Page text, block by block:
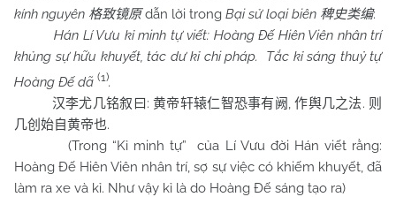
kính nguyên 格致镜原 dẫn lời trong Bại sử loại biên 稗史类编:
Hán Lí Vưu kỉ minh tự viết: Hoàng Đế Hiên Viên nhân trí
khủng sự hữu khuyết, tác dư kỉ chi pháp. Tắc kỉ sáng thuỷ tự
Hoàng Đế dã (1).
汉李尤几铭叙曰 :黄帝轩辕仁智恐事有阙 ,作舆几之法. 则
几创始自黄帝也.
(Trong “Kỉ minh tự” của Lí Vưu đời Hán viết rằng:
Hoàng Đế Hiên Viên nhân trí, sợ sự việc có khiếm khuyết, đã
làm ra xe và kỉ. Như vậy kỉ là do Hoàng Đế sáng tạo ra)